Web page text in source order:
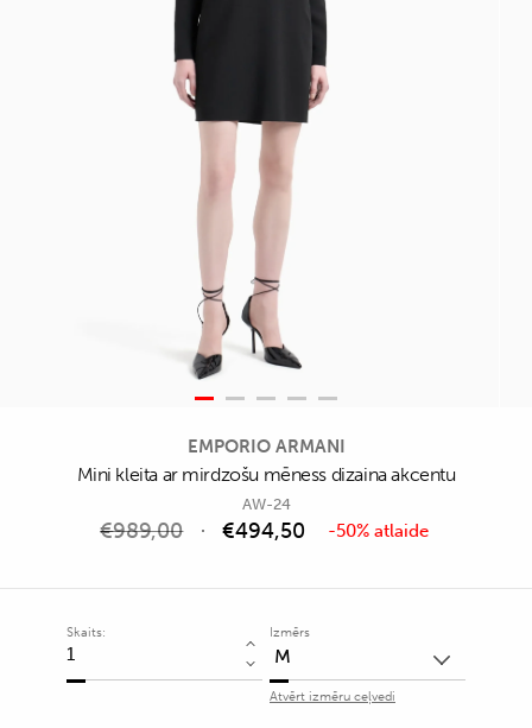
EMPORIO ARMANI
Mini kleita ar mirdzošu mēness dizaina akcentu
AW-24
€989,00 €494,50 -50% atlaide
Skaits:
Mini
kleita
Izmērs
Atvērt izmēru ceļvedi